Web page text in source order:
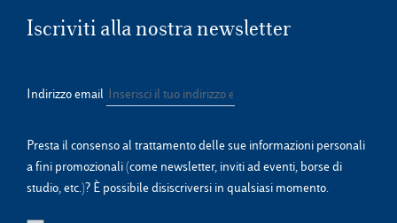
Iscriviti alla nostra newsletter
Indirizzo email
Presta il consenso al trattamento delle sue informazioni personali
a fini promozionali (come newsletter, inviti ad eventi, borse di
studio, etc.)? È possibile disiscriversi in qualsiasi momento.